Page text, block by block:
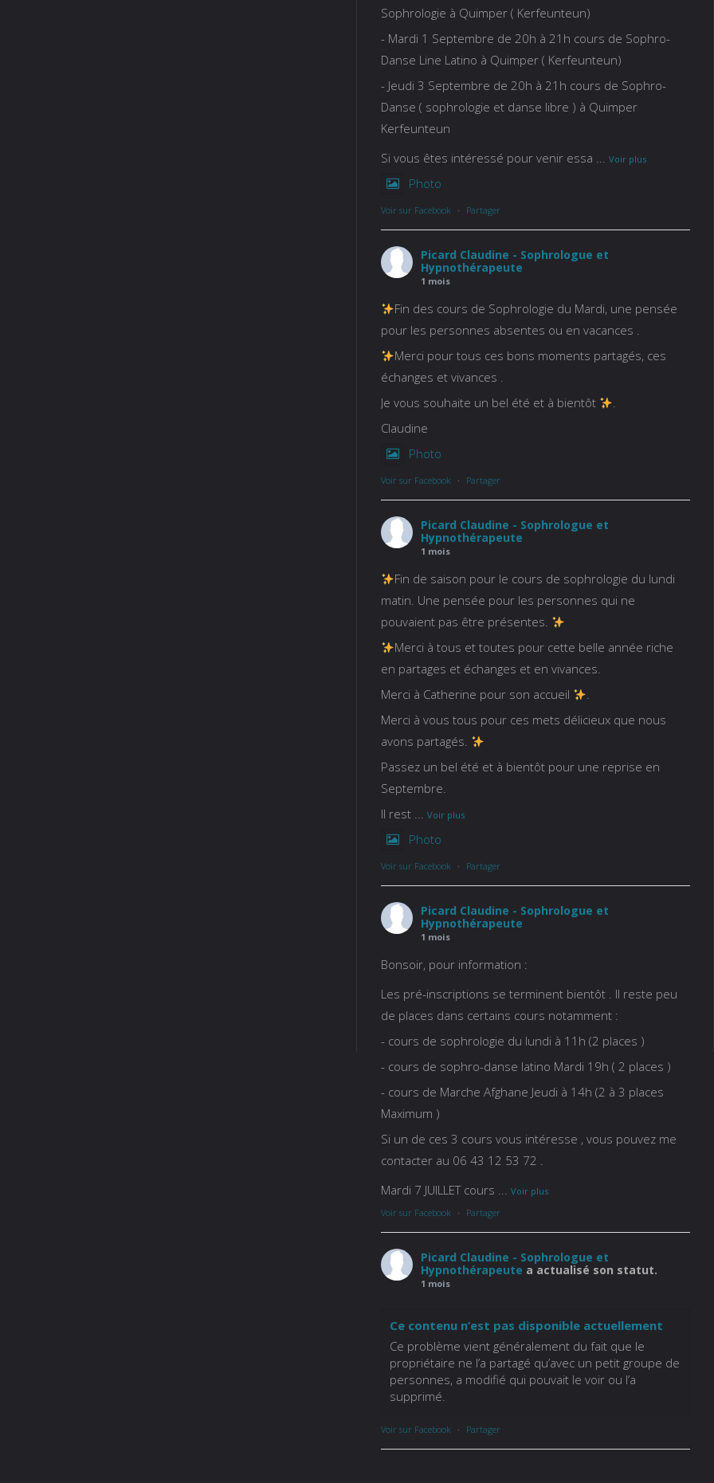
Sophrologie à Quimper ( Kerfeunteun)
- Mardi 1 Septembre de 20h à 21h cours de Sophro-
Danse Line Latino à Quimper ( Kerfeunteun)
- Jeudi 3 Septembre de 20h à 21h cours de Sophro-
Danse ( sophrologie et danse libre ) à Quimper
Kerfeunteun
Si vous êtes intéressé pour venir essa ... Voir plus
Photo
Voir sur Facebook · Partager
Picard Claudine - Sophrologue et
Hypnothérapeute
1 mois
Fin des cours de Sophrologie du Mardi, une pensée
pour les personnes absentes ou en vacances .
Merci pour tous ces bons moments partagés, ces
échanges et vivances .
Je vous souhaite un bel été et à bientôt
.
Claudine
Photo
Voir sur Facebook · Partager
Picard Claudine - Sophrologue et
Hypnothérapeute
1 mois
Fin de saison pour le cours de sophrologie du lundi
matin. Une pensée pour les personnes qui ne
pouvaient pas être présentes.
Merci à tous et toutes pour cette belle année riche
en partages et échanges et en vivances.
Merci à Catherine pour son accueil
.
Merci à vous tous pour ces mets délicieux que nous
avons partagés.
Passez un bel été et à bientôt pour une reprise en
Septembre.
Il rest ... Voir plus
Photo
Voir sur Facebook · Partager
Picard Claudine - Sophrologue et
Hypnothérapeute
1 mois
Bonsoir, pour information :
Les pré-inscriptions se terminent bientôt . Il reste peu
de places dans certains cours notamment :
- cours de sophrologie du lundi à 11h (2 places )
- cours de sophro-danse latino Mardi 19h ( 2 places )
- cours de Marche Afghane Jeudi à 14h (2 à 3 places
Maximum )
Si un de ces 3 cours vous intéresse , vous pouvez me
contacter au 06 43 12 53 72 .
Mardi 7 JUILLET cours ... Voir plus
Voir sur Facebook
· Partager
Picard Claudine - Sophrologue et
Hypnothérapeute a actualisé son statut.
1 mois
Ce contenu n’est pas disponible actuellement
Ce problème vient généralement du fait que le
propriétaire ne l’a partagé qu’avec un petit groupe de
personnes, a modifié qui pouvait le voir ou l’a
supprimé.
Voir sur Facebook · Partager